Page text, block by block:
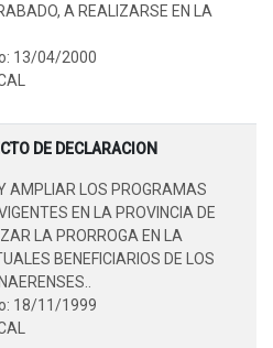
A REALIZARSE EN LA
13/04/2000
DE DECLARACION
AMPLIAR LOS PROGRAMAS
EN LA PROVINCIA DE
LA PRORROGA EN LA
BENEFICIARIOS DE LOS
18/11/1999